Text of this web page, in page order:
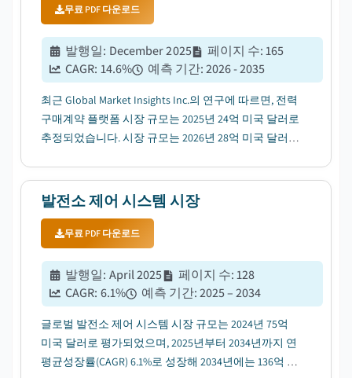
무료 PDF 다운로드
발행일: December 2025 페이지 수:165
CAGR: 14.6% 예측 기간:2026 - 2035
최근 Global Market Insights Inc.의 연구에 따르면, 전력
구매계약 플랫폼 시장 규모는 2025년 24억 미국 달러로
추정되었습니다. 시장 규모는 2026년 28억 미국 달러에
발전소 제어 시스템 시장
무료 PDF 다운로드
발행일: April 2025 페이지 수:128
CAGR: 6.1% 예측 기간:2025 – 2034
글로벌 발전소 제어 시스템 시장 규모는 2024년 75억
미국 달러로 평가되었으며, 2025년부터 2034년까지 연
평균성장률(CAGR) 6.1%로 성장해 2034년에는 136억 미